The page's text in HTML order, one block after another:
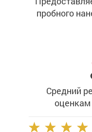
пробного
Средний